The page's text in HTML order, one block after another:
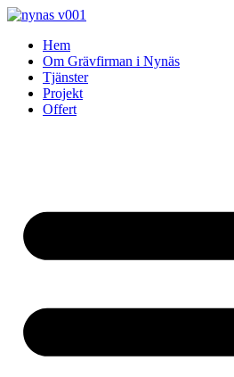
Skip
contentHem
Om Grävfirman i Nynäs
Tjänster
Projekt
Offert